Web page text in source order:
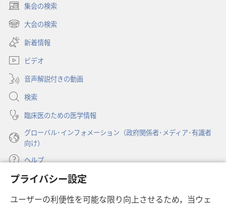
プライバシー設定
ユーザーの利便性を可能な限り向上させるため，当ウェ
集会の検索
（新
し
タ
で
開
く）
大会の検索
（新
し
い
タ
ブ
で
開
く）
新着情報
ビデオ
音声解説付きの動画
検索
臨床医のための医学情報
グローバル･インフォメーション（政府関係者･メディア･有識者
向け）
ヘルプ
寄付
し